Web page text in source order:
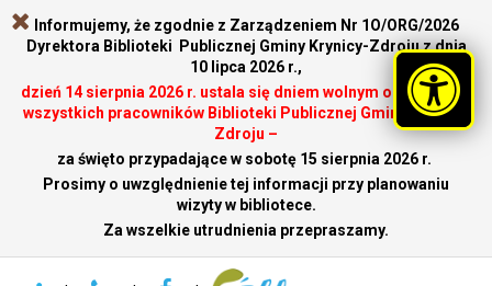
Informujemy, że zgodnie z Zarządzeniem Nr 1O/ORG/2026
Dyrektora Biblioteki Publicznej Gminy Krynicy-Zdroju z dnia
10 lipca 2026 r.,
dzień 14 sierpnia 2026 r. ustala się dniem wolnym od pracy dla
wszystkich pracowników Biblioteki Publicznej Gminy Krynicy-
Zdroju –
za święto przypadające w sobotę 15 sierpnia 2026 r.
Prosimy o uwzględnienie tej informacji przy planowaniu
wizyty w bibliotece.
Za wszelkie utrudnienia przepraszamy.